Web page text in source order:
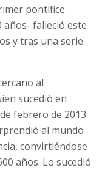
pontífice
años- falleció este
y tras una serie
al
sucedió en
febrero de 2013.
al mundo
convirtiéndose
años. Lo sucedió